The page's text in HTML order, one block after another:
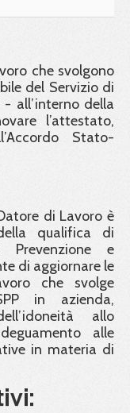
che svolgono
del Servizio di
- all’interno della
l’attestato,
Stato-
di Lavoro è
qualifica di
Prevenzione e
di aggiornare le
che svolge
in azienda,
allo
alle
in materia di